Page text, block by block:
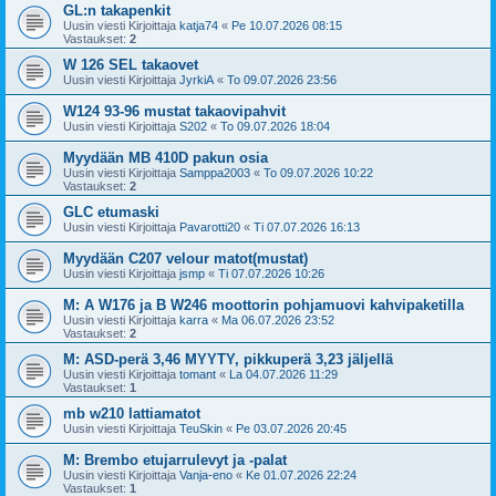
GL:n takapenkit
Uusin viesti Kirjoittaja katja74 « Pe 10.07.2026 08:15
Vastaukset: 2
W 126 SEL takaovet
Uusin viesti Kirjoittaja JyrkiA « To 09.07.2026 23:56
W124 93-96 mustat takaovipahvit
Uusin viesti Kirjoittaja S202 « To 09.07.2026 18:04
Myydään MB 410D pakun osia
Uusin viesti Kirjoittaja Samppa2003 « To 09.07.2026 10:22
Vastaukset: 2
GLC etumaski
Uusin viesti Kirjoittaja Pavarotti20 « Ti 07.07.2026 16:13
Myydään C207 velour matot(mustat)
Uusin viesti Kirjoittaja jsmp « Ti 07.07.2026 10:26
M: A W176 ja B W246 moottorin pohjamuovi kahvipaketilla
Uusin viesti Kirjoittaja karra « Ma 06.07.2026 23:52
Vastaukset: 2
M: ASD-perä 3,46 MYYTY, pikkuperä 3,23 jäljellä
Uusin viesti Kirjoittaja tomant « La 04.07.2026 11:29
Vastaukset: 1
mb w210 lattiamatot
Uusin viesti Kirjoittaja TeuSkin « Pe 03.07.2026 20:45
M: Brembo etujarrulevyt ja -palat
Uusin viesti Kirjoittaja Vanja-eno « Ke 01.07.2026 22:24
Vastaukset: 1